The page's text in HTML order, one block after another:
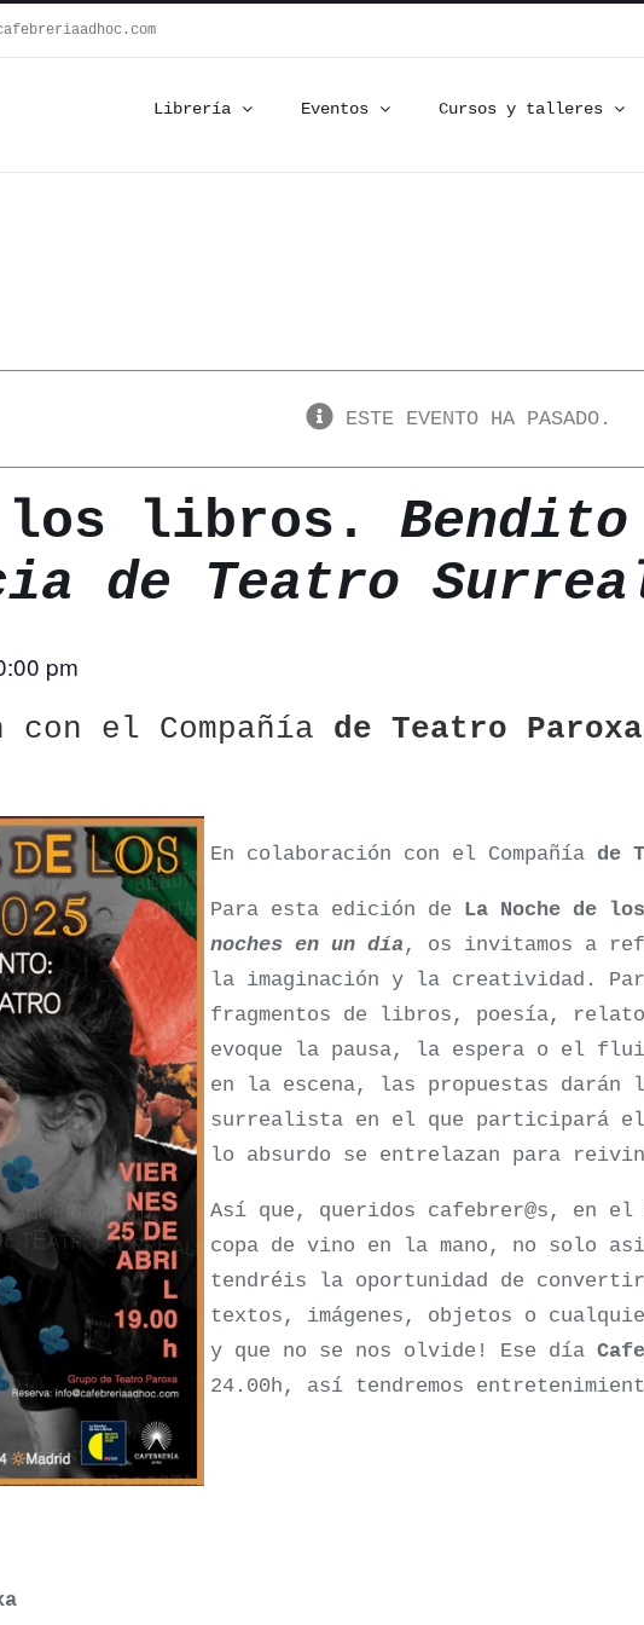
Librería Eventos Cursos y talleres
ESTE EVENTO HA PASADO.
los libros.
de Teatro
pm
con el Compañía de Teatro Paroxa
En colaboración con el Compañíade
Para esta edición de La Noche de
noches en un día , os invitamos a
la imaginación y la creatividad.
fragmentos de libros, poesía,
evoque la pausa, la espera o el
en la escena, las propuestas
surrealista en el que participará el
lo absurdo se entrelazan para
Así que, queridos cafebrer@s, en
copa de vino en la mano, no solo
tendréis la oportunidad de
textos, imágenes, objetos o
y que no se nos olvide! Ese día
24.00h, así tendremos